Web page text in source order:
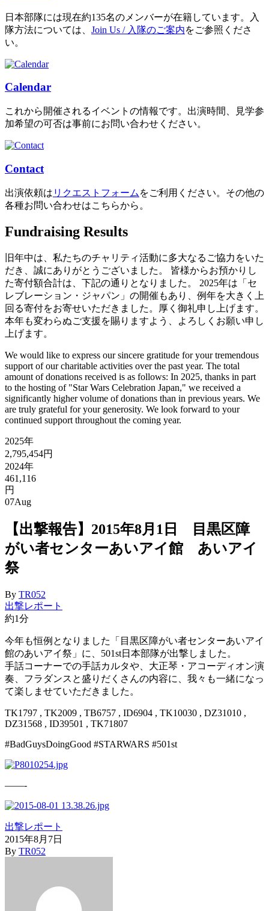
日本部隊には現在約135名のメンバーが在籍しています。入
隊方法については、 Join Us / 入隊のご案内をご参照くださ
い。
Calendar
これから開催されるイベントの情報です。出演時間、見学参
加希望の可否は事前にお問い合わせください。
Contact
出演依頼は リクエストフォーム をご利用ください。その他の
各種お問い合わせはこちらから。
Fundraising Results
旧年中は、私たちのチャリティ活動に多大なるご協力をいた
だき、誠にありがとうございました。 皆様からお預かりし
た寄付額合計は、下記の通りとなりました。 2025年は「セ
レブレーション・ジャパン」の開催もあり、例年を大きく上
回る寄付をお寄せいただきました。厚く御礼申し上げます。
本年も変わらぬご支援を賜りますよう、よろしくお願い申し
上げます。
We would like to express our sincere gratitude for your tremendous
support of our charitable activities over the past year. The total
amount of donations received is as follows: In 2025, thanks in part
to the hosting of "Star Wars Celebration Japan," we received a
significantly higher volume of donations than in previous years. We
are truly grateful for your generosity. We look forward to your
continued support throughout the coming year.
2025年
2,795,454円
2024年
461,116
円
07Aug
【出撃報告】2015年8月1日 目黒区障
がい者センターあいアイ館 あいアイ
祭
By TR052
出撃レポート
約1分
今年も恒例となりました「目黒区障がい者センターあいアイ
館のあいアイ祭」に、501st日本部隊が出撃しました。
手話コーナーでの手話カルタや、大正琴・アコーディオン演
奏、フラダンスと盛りだくさんの内容に、我々も一緒になっ
て楽しませていただきました。
TK1797 , TK2009 , TB6757 , ID6904 , TK10030 , DZ31010 ,
DZ31568 , ID39501 , TK71807
#BadGuysDoingGood #STARWARS #501st
——-
出撃レポート
2015年8月7日
By TR052